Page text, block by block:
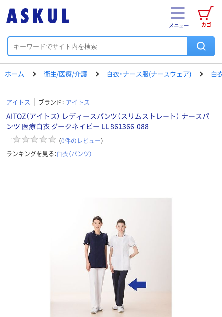
カゴ
メニュー
ホーム 衛生/医療/介護 白衣・ナース服(ナースウェア) 白
アイトス ブランド： アイトス
AITOZ（アイトス） レディースパンツ（スリムストレート） ナースパ
ンツ 医療白衣 ダークネイビー LL 861366-088
（0件のレビュー）
ランキングを見る：白衣（パンツ）